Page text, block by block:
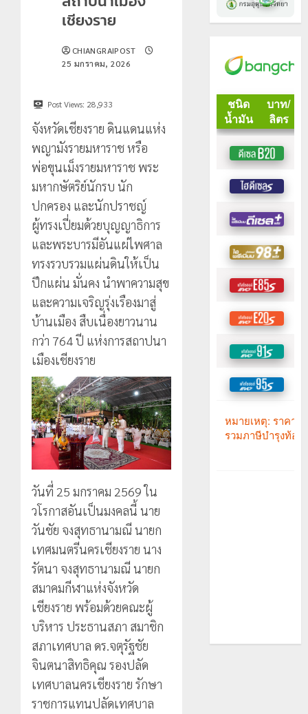
เชียงราย
CHIANGRAIPOST
25 มกราคม, 2026
Post Views: 28,933
จังหวัดเชียงราย ดินแดนแห่ง
พญามังรายมหาราช หรือ
พ่อขุนเม็งรายมหาราช พระ
มหากษัตริย์นักรบ นัก
ปกครอง และนักปราชญ์
ผู้ทรงเปี่ยมด้วยบุญญาธิการ
และพระบารมีอันแผ่ไพศาล
ทรงรวบรวมแผ่นดินให้เป็น
ปึกแผ่น มั่นคง นำพาความสุข
และความเจริญรุ่งเรืองมาสู่
บ้านเมือง สืบเนื่องยาวนาน
กว่า 764 ปี แห่งการสถาปนา
เมืองเชียงราย
วันที่ 25 มกราคม 2569 ใน
วโรกาสอันเป็นมงคลนี้ นาย
วันชัย จงสุทธานามณี นายก
เทศมนตรีนครเชียงราย นาง
รัตนา จงสุทธานามณี นายก
สมาคมกีฬาแห่งจังหวัด
เชียงราย พร้อมด้วยคณะผู้
บริหาร ประธานสภา สมาชิก
สภาเทศบาล ดร.จตุรัฐชัย
จินตนาสิทธิคุณ รองปลัด
เทศบาลนครเชียงราย รักษา
ราชการแทนปลัดเทศบาล